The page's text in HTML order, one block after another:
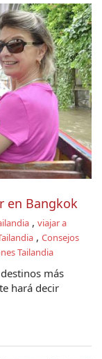
en Bangkok
, viajar a
, Consejos
Tailandia
más
hará decir